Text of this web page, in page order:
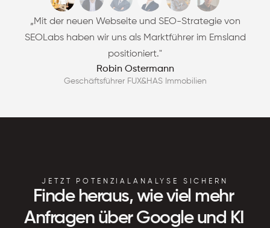
„Mit der neuen Webseite und SEO-Strategie von
SEOLabs haben wir uns als Marktführer im Emsland
positioniert."
Robin Ostermann
Geschäftsführer FUX&HAS Immobilien
JETZT POTENZIALANALYSE SICHERN
Finde heraus, wie viel mehr
Anfragen über Google und KI